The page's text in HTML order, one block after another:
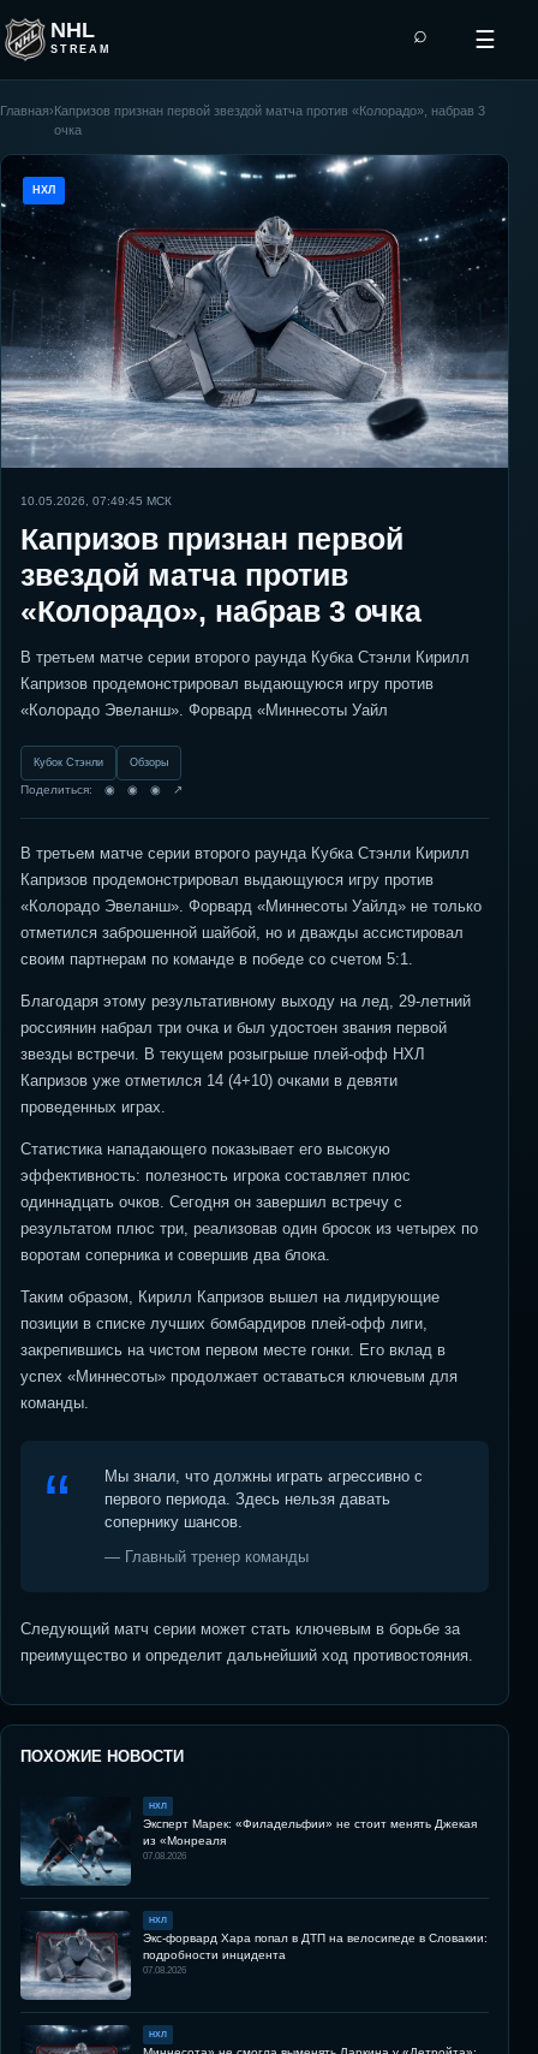
NHL
STREAM
⌕ ☰
Главная›Капризов признан первой звездой матча против «Колорадо», набрав 3
очка
НХЛ
10.05.2026, 07:49:45 МСК
Капризов признан первой
звездой матча против
«Колорадо», набрав 3 очка
В третьем матче серии второго раунда Кубка Стэнли Кирилл
Капризов продемонстрировал выдающуюся игру против
«Колорадо Эвеланш». Форвард «Миннесоты Уайл
Кубок Стэнли Обзоры
Поделиться: ◉ ◉ ◉ ↗
В третьем матче серии второго раунда Кубка Стэнли Кирилл
Капризов продемонстрировал выдающуюся игру против
«Колорадо Эвеланш». Форвард «Миннесоты Уайлд» не только
отметился заброшенной шайбой, но и дважды ассистировал
своим партнерам по команде в победе со счетом 5:1.
Благодаря этому результативному выходу на лед, 29-летний
россиянин набрал три очка и был удостоен звания первой
звезды встречи. В текущем розыгрыше плей-офф НХЛ
Капризов уже отметился 14 (4+10) очками в девяти
проведенных играх.
Статистика нападающего показывает его высокую
эффективность: полезность игрока составляет плюс
одиннадцать очков. Сегодня он завершил встречу с
результатом плюс три, реализовав один бросок из четырех по
воротам соперника и совершив два блока.
Таким образом, Кирилл Капризов вышел на лидирующие
позиции в списке лучших бомбардиров плей-офф лиги,
закрепившись на чистом первом месте гонки. Его вклад в
успех «Миннесоты» продолжает оставаться ключевым для
команды.
Мы знали, что должны играть агрессивно с
первого периода. Здесь нельзя давать
сопернику шансов.
— Главный тренер команды
Следующий матч серии может стать ключевым в борьбе за
преимущество и определит дальнейший ход противостояния.
ПОХОЖИЕ НОВОСТИ
НХЛ
Эксперт Марек: «Филадельфии» не стоит менять Джекая
из «Монреаля
07.08.2026
НХЛ
Экс-форвард Хара попал в ДТП на велосипеде в Словакии:
подробности инцидента
07.08.2026
НХЛ